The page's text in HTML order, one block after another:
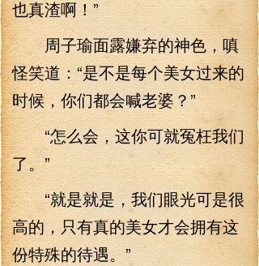
也真渣啊！”
周子瑜面露嫌弃的神色，嗔
怪笑道：“是不是每个美女过来的
时候，你们都会喊老婆？”
“怎么会，这你可就冤枉我们
了。”
“就是就是，我们眼光可是很
高的，只有真的美女才会拥有这
份特殊的待遇。”